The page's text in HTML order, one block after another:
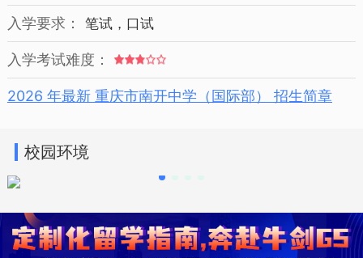
入学要求： 笔试，口试
入学考试难度：
2026 年最新 重庆市南开中学（国际部） 招生简章
校园环境